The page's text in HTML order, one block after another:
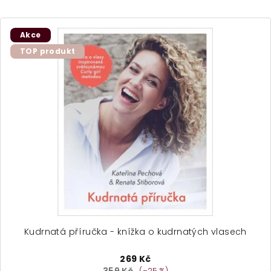
Akce
TOP produkt
Kudrnatá příručka - knížka o kudrnatých vlasech
269 Kč